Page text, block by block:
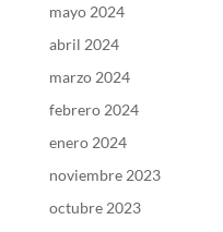
mayo 2024
abril 2024
marzo 2024
febrero 2024
enero 2024
noviembre 2023
octubre 2023